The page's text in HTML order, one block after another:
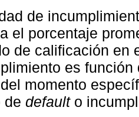
de
el porcentaje
de calificación en
es
momento
de defaulto